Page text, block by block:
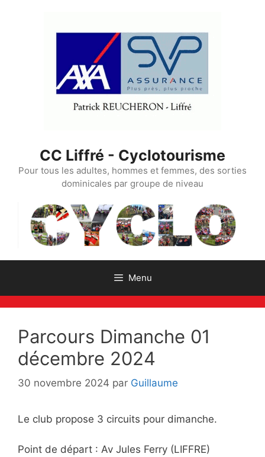
CC Liffré - Cyclotourisme
Pour tous les adultes, hommes et femmes, des sorties
dominicales par groupe de niveau
Menu
Parcours Dimanche 01
décembre 2024
30 novembre 2024 par Guillaume
Le club propose 3 circuits pour dimanche.
Point de départ : Av Jules Ferry (LIFFRE)